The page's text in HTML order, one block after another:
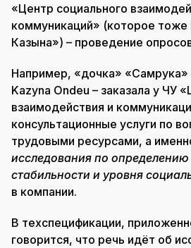
«Центр социального
коммуникаций» (которое
Казына») – проведение
Например, «дочка»
Kazyna Ondeu – заказала у ЧУ
взаимодействия и
консультационные услуги по
трудовыми ресурсами, а
исследования по
стабильности и уровня
в компании.
В техспецификации,
говорится, что речь идёт об